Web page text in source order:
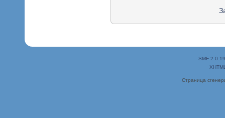
SMF 2.0.19
Страница